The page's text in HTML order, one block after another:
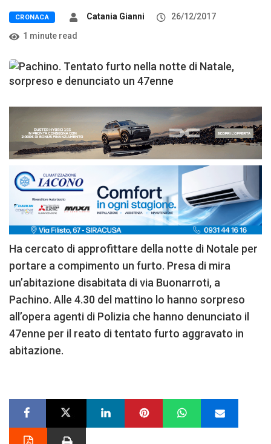
CRONACA Catania Gianni
26/12/2017
1 minute read
Ha cercato di approfittare della notte di Notale per
portare a compimento un furto. Presa di mira
un’abitazione disabitata di via Buonarroti, a
Pachino. Alle 4.30 del mattino lo hanno sorpreso
all’opera agenti di Polizia che hanno denunciato il
47enne per il reato di tentato furto aggravato in
abitazione.